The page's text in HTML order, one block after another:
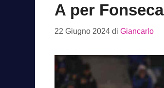
A per Fonseca
22 Giugno 2024 di Giancarlo